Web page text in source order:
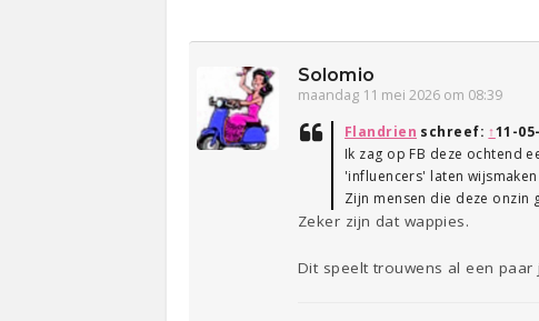
Solomio
maandag 11 mei 2026 om 08:39
Flandrien schreef: ↑11-
Ik zag op FB deze ochtend
'influencers' laten
Zijn mensen die deze onzin
Zeker zijn dat wappies.
Dit speelt trouwens al een paar